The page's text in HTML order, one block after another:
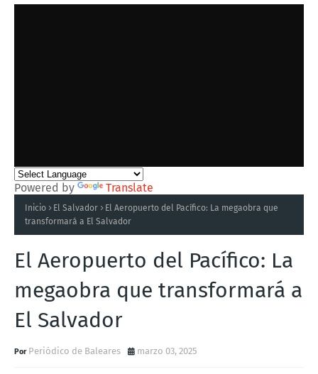
Powered by Translate
Inicio El Salvador
El Aeropuerto del Pacífico: La megaobra que
transformará a El Salvador
El Aeropuerto del Pacífico: La
megaobra que transformará a
El Salvador
Periódico de Baleares marzo 03, 2025